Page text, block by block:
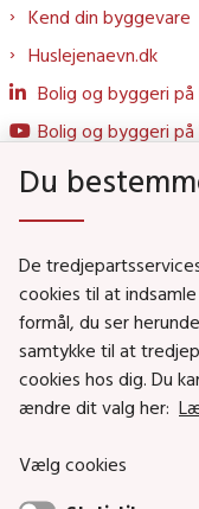
Kend din byggevare
Huslejenaevn.dk
Bolig og byggeri på
Bolig og byggeri på
Social- og
Job i Social- og
Puljer og tilskud
Nyhedsbreve
Social- og
Du
De
cookies til at
formål, du ser
samtykke til at
cookies hos dig. Du
ændre dit valg her:
Vælg cookies